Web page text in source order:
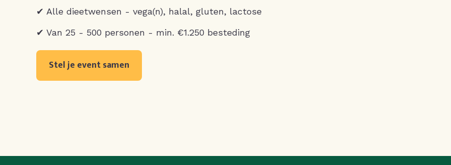
✔ Alle dieetwensen - vega(n), halal, gluten, lactose
✔ Van 25 - 500 personen - min. €1.250 besteding
Stel je event samen